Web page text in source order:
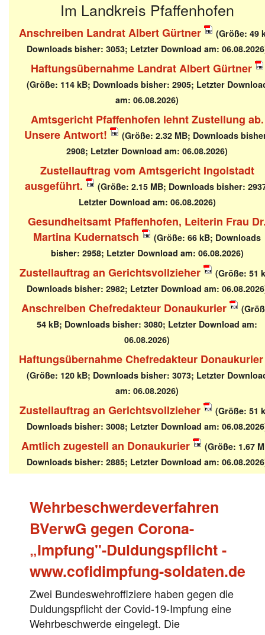
Im Landkreis Pfaffenhofen
Anschreiben Landrat Albert Gürtner
(Größe: 49
Downloads bisher: 3053; Letzter Download am:
Haftungsübernahme Landrat Albert Gürtner
(Größe: 114 kB; Downloads bisher: 2905; Letzter
am: 06.08.2026)
Amtsgericht Pfaffenhofen lehnt Zustellung ab.
Unsere Antwort!
(Größe: 2.32 MB; Downloads
2908; Letzter Download am: 06.08.2026)
Zustellauftrag vom Amtsgericht Ingolstadt
ausgeführt.
(Größe: 2.15 MB; Downloads bisher:
Letzter Download am: 06.08.2026)
Gesundheitsamt Pfaffenhofen, Leiterin Frau
Martina Kudernatsch
(Größe: 66 kB; Downloads
bisher: 2958; Letzter Download am: 06.08.2026)
Zustellauftrag an Gerichtsvollzieher
(Größe: 51
Downloads bisher: 2982; Letzter Download am:
Anschreiben Chefredakteur Donaukurier
54 kB; Downloads bisher: 3080; Letzter Download am:
06.08.2026)
Haftungsübernahme Chefredakteur Donaukurier
(Größe: 120 kB; Downloads bisher: 3073; Letzter
am: 06.08.2026)
Zustellauftrag an Gerichtsvollzieher
(Größe: 51
Downloads bisher: 3008; Letzter Download am:
Amtlich zugestell an Donaukurier
(Größe: 1.67
Downloads bisher: 2885; Letzter Download am:
Wehrbeschwerdeverfahren
BVerwG gegen Corona-
„Impfung"-Duldungspflicht -
www.cofidimpfung-soldaten.de
Zwei Bundeswehroffiziere haben gegen die
Duldungspflicht der Covid-19-Impfung eine
Wehrbeschwerde eingelegt. Die